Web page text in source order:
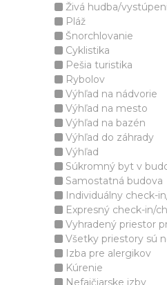
Živá hudba/
Pláž
Šnorchlovanie
Cyklistika
Pešia turistika
Rybolov
Výhľad na nádvorie
Výhľad na mesto
Výhľad na bazén
Výhľad do záhrady
Výhľad
Súkromný byt v
Samostatná budova
Individuálny check-
Expresný check-in/
Vyhradený priestor
Všetky priestory sú
Izba pre alergikov
Kúrenie
Nefajčiarske izby